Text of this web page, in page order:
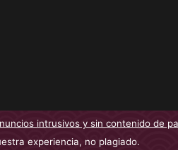
intrusivos y sin contenido de
experiencia, no plagiado.